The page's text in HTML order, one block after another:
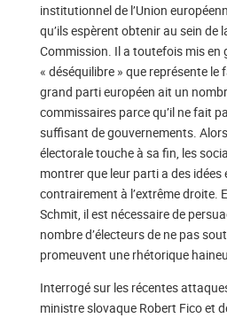
institutionnel de l’Union
qu’ils espèrent obtenir au sein de
Commission. Il a toutefois mis en
« déséquilibre » que représente le
grand parti européen ait un
commissaires parce qu’il ne fait
suffisant de gouvernements.
électorale touche à sa fin, les
montrer que leur parti a des idées
contrairement à l’extrême droite.
Schmit, il est nécessaire de
nombre d’électeurs de ne pas
promeuvent une rhétorique
Interrogé sur les récentes
ministre slovaque Robert Fico et